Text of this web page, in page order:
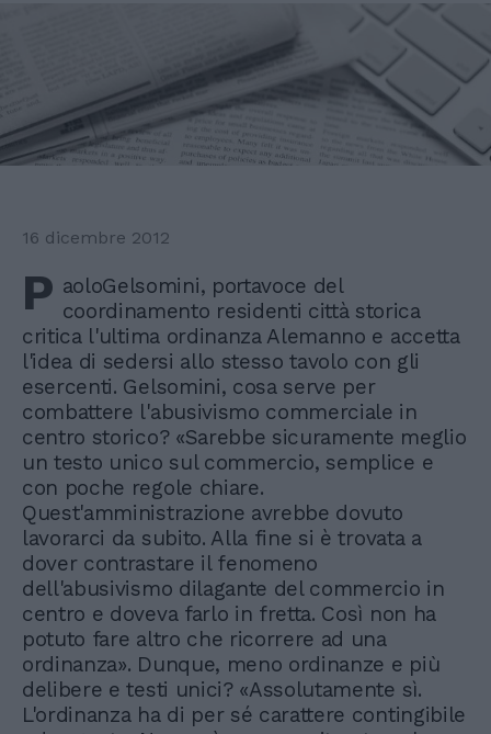
16 dicembre 2012
P aoloGelsomini, portavoce del
coordinamento residenti città storica
critica l'ultima ordinanza Alemanno e accetta
l'idea di sedersi allo stesso tavolo con gli
esercenti. Gelsomini, cosa serve per
combattere l'abusivismo commerciale in
centro storico? «Sarebbe sicuramente meglio
un testo unico sul commercio, semplice e
con poche regole chiare.
Quest'amministrazione avrebbe dovuto
lavorarci da subito. Alla fine si è trovata a
dover contrastare il fenomeno
dell'abusivismo dilagante del commercio in
centro e doveva farlo in fretta. Così non ha
potuto fare altro che ricorrere ad una
ordinanza». Dunque, meno ordinanze e più
delibere e testi unici? «Assolutamente sì.
L'ordinanza ha di per sé carattere contingibile